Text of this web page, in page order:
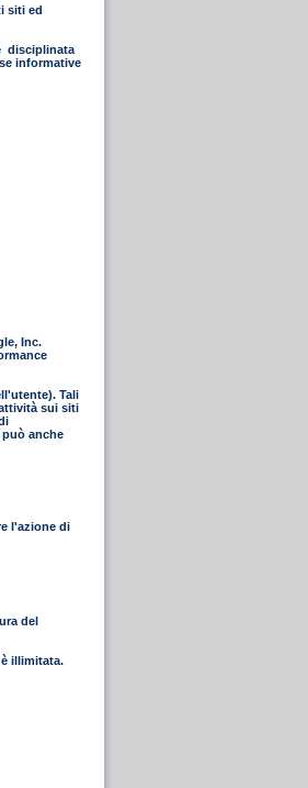
siti ed
disciplinata
informative
Inc.
Tali
sui siti
anche
l'azione di
del
illimitata.